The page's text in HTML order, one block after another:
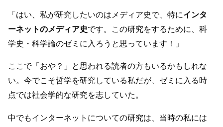
「はい、私が研究したいのはメディア史で、特にインタ
ーネットのメディア史です。この研究をするために、科
学史・科学論のゼミに入ろうと思っています！」
ここで「おや？」と思われる読者の方もいるかもしれな
い。今でこそ哲学を研究している私だが、ゼミに入る時
点では社会学的な研究を志していた。
中でもインターネットについての研究は、当時の私には